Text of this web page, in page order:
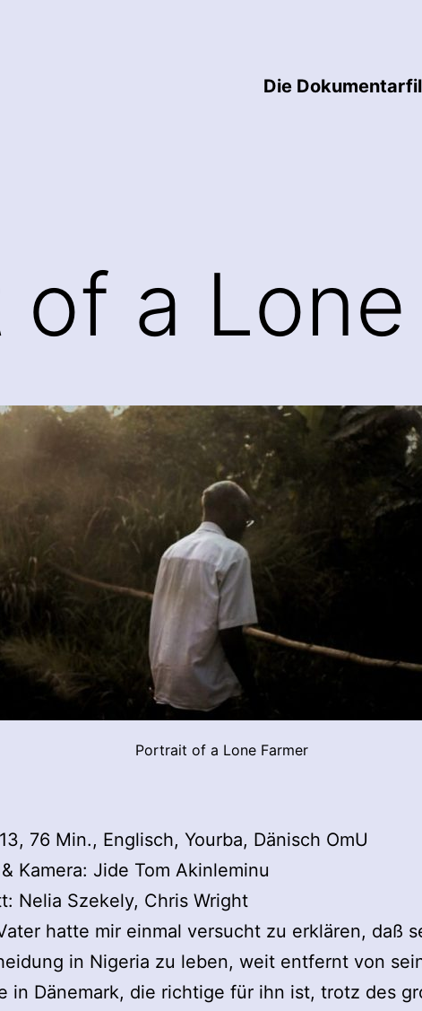
Die
of a
Portrait of a Lone Farmer
76 Min., Englisch, Yourba, Dänisch OmU
Kamera: Jide Tom Akinleminu
Nelia Szekely, Chris Wright
hatte mir einmal versucht zu erklären, daß
in Nigeria zu leben, weit entfernt von
in Dänemark, die richtige für ihn ist, trotz des